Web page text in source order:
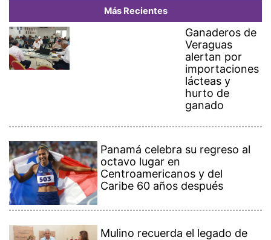
Más Recientes
Ganaderos de
Veraguas
alertan por
importaciones
lácteas y
hurto de
ganado
Panamá celebra su regreso al
octavo lugar en
Centroamericanos y del
Caribe 60 años después
Mulino recuerda el legado de